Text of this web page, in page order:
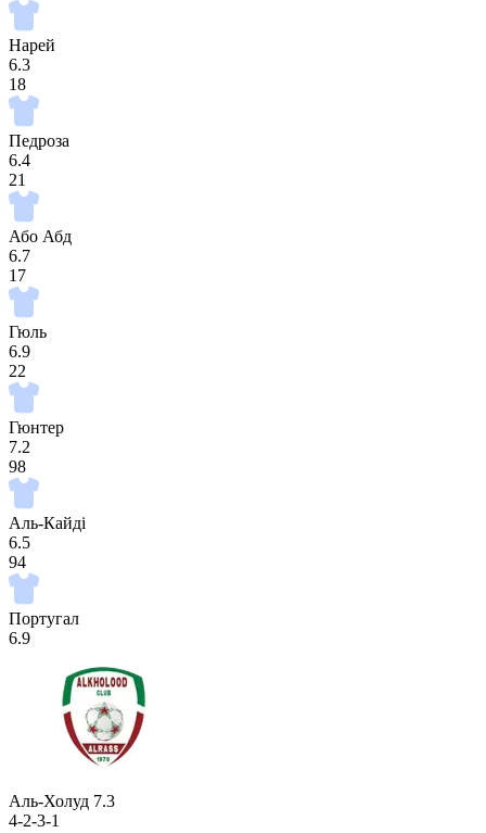
Нарей
6.3
18
Педроза
6.4
21
Або Абд
6.7
17
Гюль
6.9
22
Гюнтер
7.2
98
Аль-Кайді
6.5
94
Португал
6.9
Аль-Холуд 7.3
4-2-3-1